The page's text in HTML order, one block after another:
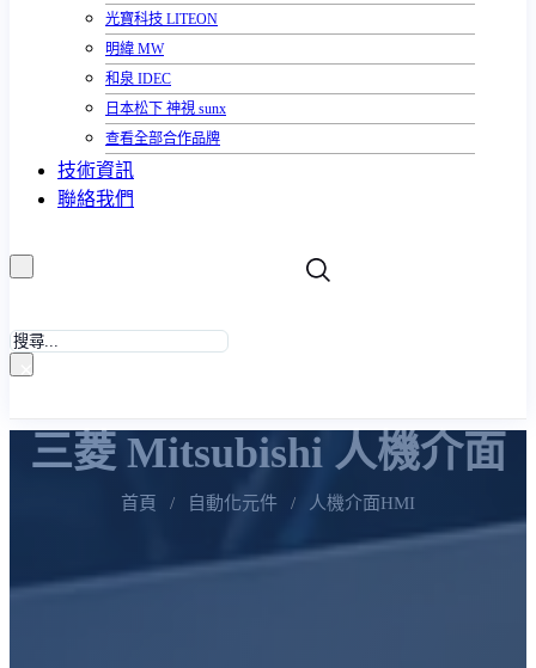
光寶科技 LITEON
明緯 MW
和泉 IDEC
日本松下 神視 sunx
查看全部合作品牌
技術資訊
聯絡我們
搜
×
三菱 Mitsubishi 人機介面
首頁 / 自動化元件 / 人機介面HMI